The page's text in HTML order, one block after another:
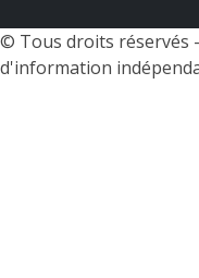
© Tous droits réservés -
d'information